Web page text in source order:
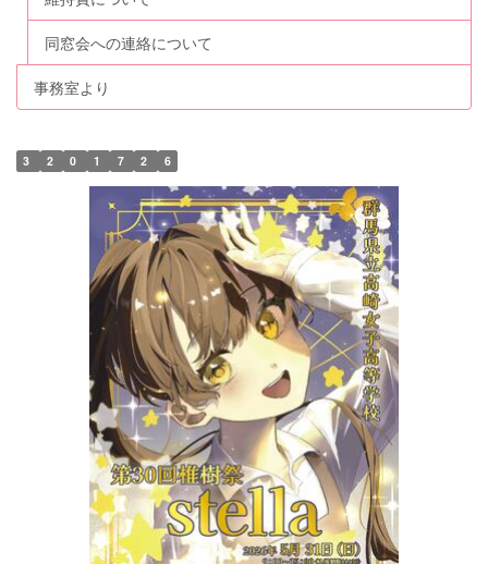
同窓会への連絡について
事務室より
3 2 0 1 7 2 6